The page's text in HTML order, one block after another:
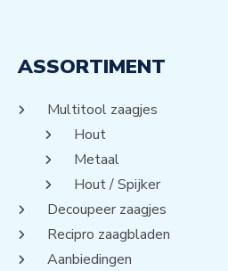
ASSORTIMENT
Multitool zaagjes
Hout
Metaal
Hout / Spijker
Decoupeer zaagjes
Recipro zaagbladen
Aanbiedingen